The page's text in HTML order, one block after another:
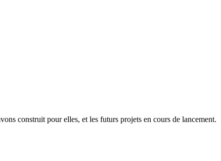
construit pour elles, et les futurs projets en cours de lancement.